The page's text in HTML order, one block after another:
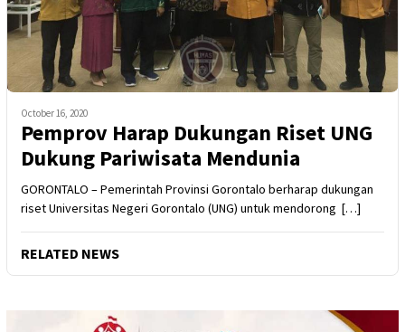
October 16, 2020
Pemprov Harap Dukungan Riset UNG
Dukung Pariwisata Mendunia
GORONTALO – Pemerintah Provinsi Gorontalo berharap dukungan
riset Universitas Negeri Gorontalo (UNG) untuk mendorong […]
RELATED NEWS